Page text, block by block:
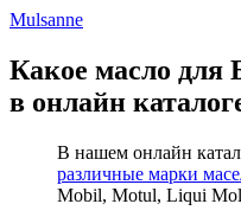
Mulsanne
Какое масло для
в онлайн
В нашем онлайн
различные марки
Mobil, Motul, Liqui